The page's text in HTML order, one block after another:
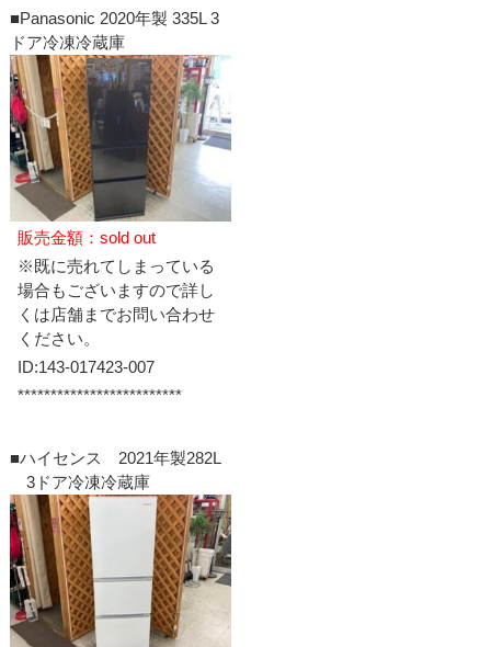
■Panasonic 2020年製 335L 3
ドア冷凍冷蔵庫
販売金額：sold out
※既に売れてしまっている
場合もございますので詳し
くは店舗までお問い合わせ
ください。
ID:143-017423-007
*************************
■ハイセンス 2021年製282L
3ドア冷凍冷蔵庫